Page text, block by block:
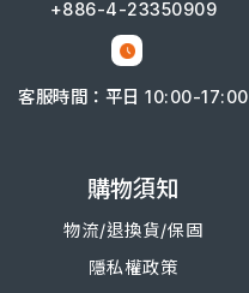
+886-4-23350909
客服時間：平日 10:00-17:00
購物須知
物流/退換貨/保固
隱私權政策